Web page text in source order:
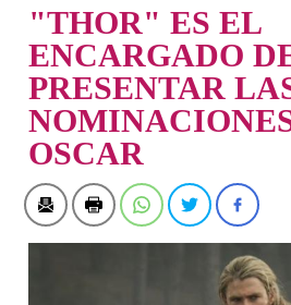
"THOR" ES EL
ENCARGADO
PRESENTAR
OSCAR